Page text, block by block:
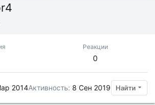
Реакции
0
2014Активность 8 Сен 2019 Найти